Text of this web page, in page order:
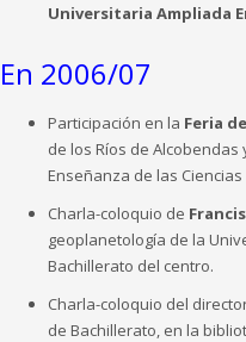
Universitaria Ampliada
En 2006/07
Participación en la Feria
de los Ríos de Alcobendas
Enseñanza de las
Charla-coloquio de
geoplanetología de la
Bachillerato del centro.
Charla-coloquio del
de Bachillerato, en la